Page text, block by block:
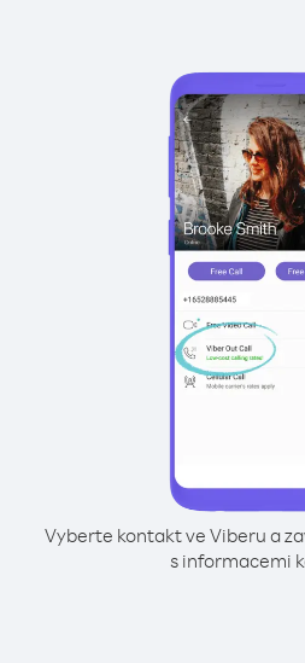
Vyberte kontakt ve Viberu a
s informacemi